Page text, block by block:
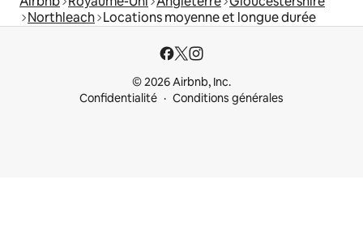
Northleach Locations moyenne et longue durée
© 2026 Airbnb, Inc.
Confidentialité
Conditions générales